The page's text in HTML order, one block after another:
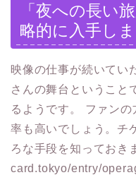
「夜への長い
略的に入手し
映像の仕事が続いてい
さんの舞台ということ
るようです。 ファン
率も高いでしょう。チ
ろな手段を知っておき
card.tokyo/entry/